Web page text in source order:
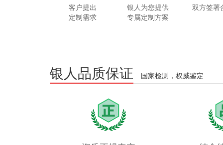
客户提出
定制需求
银人为您提供
专属定制方案
双方签署
银人品质保证 国家检测，权威鉴定